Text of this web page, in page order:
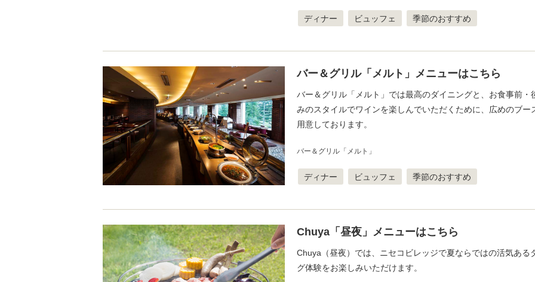
ディナー ビュッフェ 季節のおすすめ
バー＆グリル「メルト」メニューはこちら
バー＆グリル「メルト」では最高のダイニングと、お食事前・
みのスタイルでワインを楽しんでいただくために、広めのブー
用意しております。
バー＆グリル「メルト」
ディナー ビュッフェ 季節のおすすめ
Chuya「昼夜」メニューはこちら
Chuya（昼夜）では、ニセコビレッジで夏ならではの活気ある
グ体験をお楽しみいただけます。